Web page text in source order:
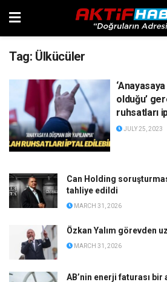
Tag: Ülkücüler
olduğu’
ruhsatları
JULY 25, 2023
Can Holding
tahliye edildi
MARCH 31, 2026
Özkan Yalım görevden
MARCH 31, 2026
AB’nin enerji faturası